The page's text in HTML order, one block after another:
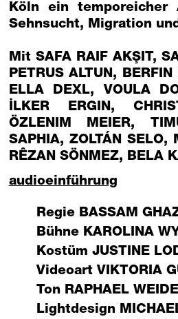
Köln ein temporeicher
Sehnsucht, Migration
Mit SAFA RAIF AKŞIT,
PETRUS ALTUN,
ELLA DEXL, VOULA
İLKER ERGIN,
ÖZLENIM MEIER,
SAPHIA, ZOLTÁN SELO,
RÊZAN SÖNMEZ, BELA
audioeinführung
Regie BASSAM
Bühne KAROLINA
Kostüm JUSTINE
Videoart VIKTORIA
Ton RAPHAEL
Lightdesign